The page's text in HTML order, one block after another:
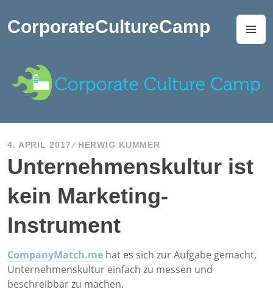
Inhalt
springen
CorporateCultureCamp
4. APRIL 2017 HERWIG KUMMER
Unternehmenskultur ist
kein Marketing-
Instrument
CompanyMatch.me hat es sich zur Aufgabe gemacht,
Unternehmenskultur einfach zu messen und
beschreibbar zu machen.